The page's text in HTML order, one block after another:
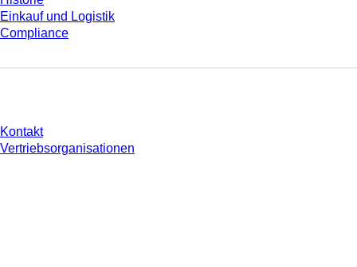
Einkauf und Logistik
Compliance
Kontakt
Vertriebsorganisationen